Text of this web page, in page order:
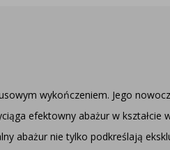
wykończeniem. Jego
efektowny abażur w kształcie
abażur nie tylko podkreślają